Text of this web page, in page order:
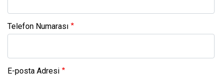
Telefon Numarası
E-posta Adresi